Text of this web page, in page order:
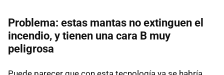
Problema: estas mantas no extinguen el
incendio, y tienen una cara B muy
peligrosa